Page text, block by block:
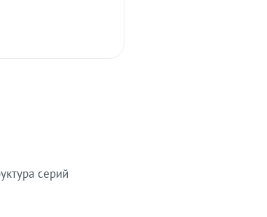
серий